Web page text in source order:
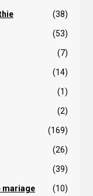
(38)
(53)
(7)
(14)
(1)
(2)
(169)
(26)
(39)
mariage (10)